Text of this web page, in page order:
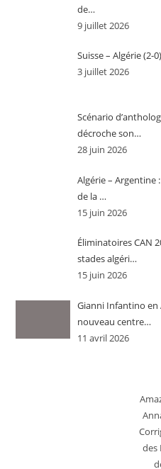
de…
9 juillet 2026
Suisse – Algérie (2-
3 juillet 2026
Scénario
décroche son…
28 juin 2026
Algérie – Argentine
de la …
15 juin 2026
Éliminatoires CAN
stades algéri…
15 juin 2026
Gianni Infantino en
nouveau centre…
11 avril 2026
des